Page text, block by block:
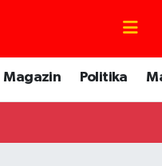
Magazin Politika